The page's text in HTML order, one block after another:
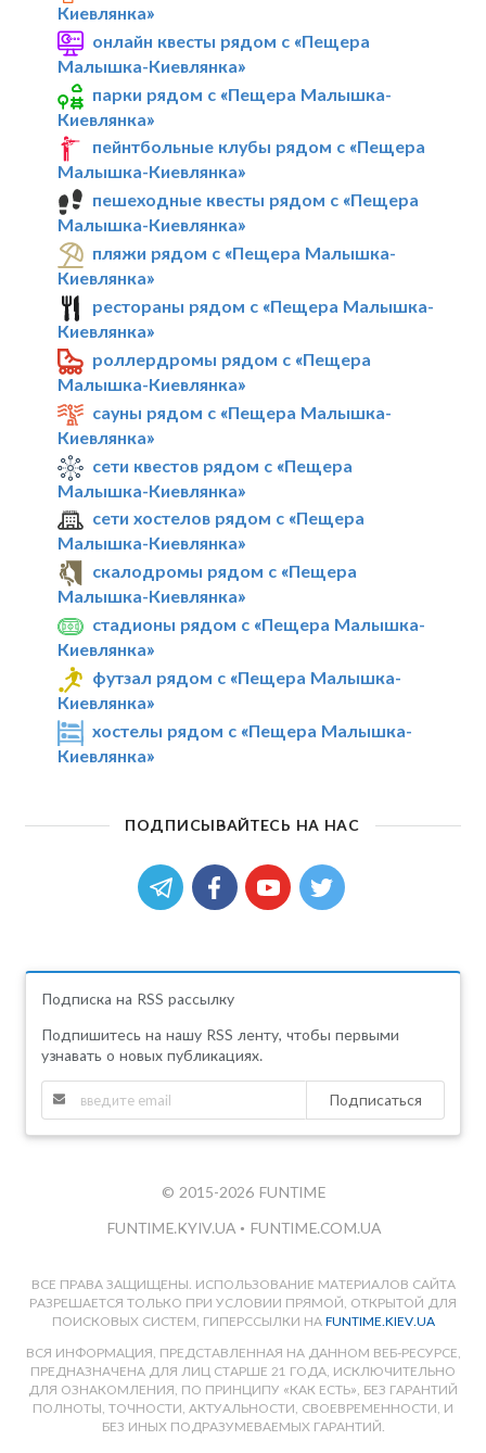
Киевлянка»
онлайн квесты рядом с «Пещера
Малышка-Киевлянка»
парки рядом с «Пещера Малышка-
Киевлянка»
пейнтбольные клубы рядом с «Пещера
Малышка-Киевлянка»
пешеходные квесты рядом с «Пещера
Малышка-Киевлянка»
пляжи рядом с «Пещера Малышка-
Киевлянка»
рестораны рядом с «Пещера Малышка-
Киевлянка»
роллердромы рядом с «Пещера
Малышка-Киевлянка»
сауны рядом с «Пещера Малышка-
Киевлянка»
сети квестов рядом с «Пещера
Малышка-Киевлянка»
сети хостелов рядом с «Пещера
Малышка-Киевлянка»
скалодромы рядом с «Пещера
Малышка-Киевлянка»
стадионы рядом с «Пещера Малышка-
Киевлянка»
футзал рядом с «Пещера Малышка-
Киевлянка»
хостелы рядом с «Пещера Малышка-
Киевлянка»
ПОДПИСЫВАЙТЕСЬ НА НАС
Подписка на RSS рассылку
Подпишитесь на нашу RSS ленту, чтобы первыми
узнавать о новых публикациях.
Подписаться
© 2015-2026 FUNTIME
FUNTIME.KYIV.UA • FUNTIME.COM.UA
ВСЕ ПРАВА ЗАЩИЩЕНЫ. ИСПОЛЬЗОВАНИЕ МАТЕРИАЛОВ САЙТА
РАЗРЕШАЕТСЯ ТОЛЬКО ПРИ УСЛОВИИ ПРЯМОЙ, ОТКРЫТОЙ ДЛЯ
ПОИСКОВЫХ СИСТЕМ, ГИПЕРССЫЛКИ НА FUNTIME.KIEV.UA
ВСЯ ИНФОРМАЦИЯ, ПРЕДСТАВЛЕННАЯ НА ДАННОМ ВЕБ-РЕСУРСЕ,
ПРЕДНАЗНАЧЕНА ДЛЯ ЛИЦ СТАРШЕ 21 ГОДА, ИСКЛЮЧИТЕЛЬНО
ДЛЯ ОЗНАКОМЛЕНИЯ, ПО ПРИНЦИПУ «КАК ЕСТЬ», БЕЗ ГАРАНТИЙ
ПОЛНОТЫ, ТОЧНОСТИ, АКТУАЛЬНОСТИ, СВОЕВРЕМЕННОСТИ, И
БЕЗ ИНЫХ ПОДРАЗУМЕВАЕМЫХ ГАРАНТИЙ.